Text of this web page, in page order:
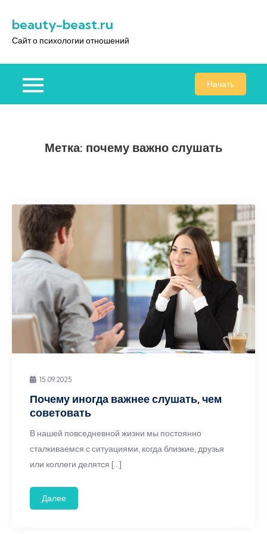
содержимому
beauty-beast.ru
Сайт о психологии отношений
Начать
Метка: почему важно слушать
15.09.2025
Почему иногда важнее слушать, чем
советовать
В нашей повседневной жизни мы постоянно
сталкиваемся с ситуациями, когда близкие, друзья
или коллеги делятся […]
Далее